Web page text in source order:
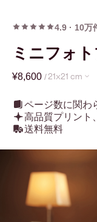
4.9 · 10万
ミニフォ
¥8,600 /21x21 cm
ページ数に関わ
高品質プリント
送料無料